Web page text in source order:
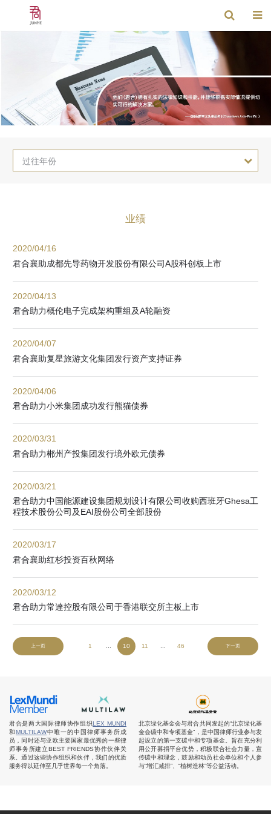
过往年份
业绩
2020/04/16
君合襄助成都先导药物开发股份有限公司A股科创板上市
2020/04/13
君合助力概伦电子完成架构重组及A轮融资
2020/04/07
君合襄助复星旅游文化集团发行资产支持证券
2020/04/06
君合助力小米集团成功发行熊猫债券
2020/03/31
君合助力郴州产投集团发行境外欧元债券
2020/03/21
君合助力中国能源建设集团规划设计有限公司收购西班牙Ghesa工
程技术股份公司及EAI股份公司全部股份
2020/03/17
君合襄助红杉投资百秋网络
2020/03/12
君合助力常達控股有限公司于香港联交所主板上市
上一页 1 10 11 46 下一页
君合是两大国际律师协作组织LEX MUNDI
和MULTILAW中唯一的中国律师事务所成
员，同时还与亚欧主要国家最优秀的一些律
师事务所建立BEST FRIENDS协作伙伴关
系。通过这些协作组织和伙伴，我们的优质
服务得以延伸至几乎世界每一个角落。
北京绿化基金会与君合共同发起的“北京绿化基
金会碳中和专项基金”，是中国律师行业参与发
起设立的第一支碳中和专项基金。旨在充分利
用公开募捐平台优势，积极联合社会力量，宣
传碳中和理念，鼓励和动员社会单位和个人参
与“增汇减排”、“植树造林”等公益活动。